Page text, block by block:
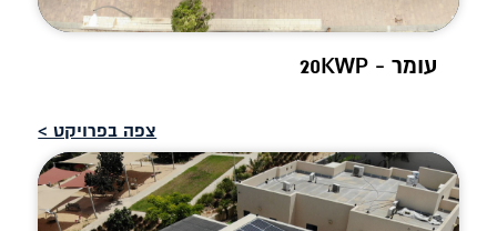
עומר - 20KWP
צפה בפרויקט >